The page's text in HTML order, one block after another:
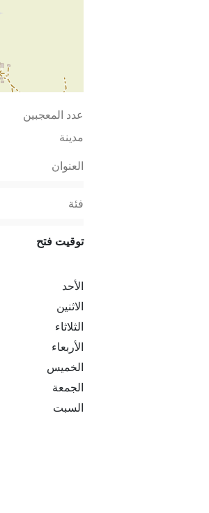
عدد المعجبين
مدينة
العنوان
فئة
توقيت فتح
الأحد
الاثنين
الثلاثاء
الأربعاء
الخميس
الجمعة
السبت